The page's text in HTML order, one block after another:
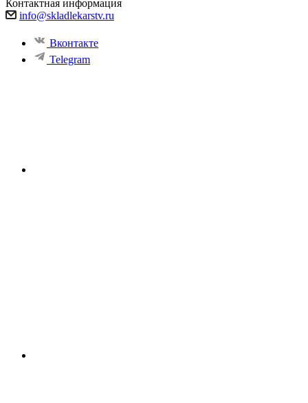
Контактная информация
info@skladlekarstv.ru
Вконтакте
Telegram